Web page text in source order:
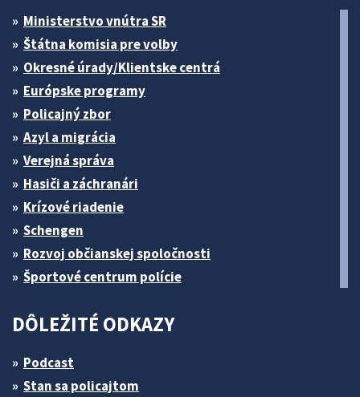
Ministerstvo vnútra SR
Štátna komisia pre volby
Okresné úrady/Klientske centrá
Európske programy
Policajný zbor
Azyl a migrácia
Verejná správa
Hasiči a záchranári
Krízové riadenie
Schengen
Rozvoj občianskej spoločnosti
Športové centrum polície
DÔLEŽITÉ ODKAZY
Podcast
Stan sa policajtom